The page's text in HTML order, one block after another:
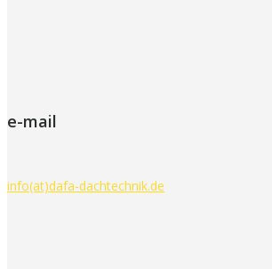
e-mail
info(at)dafa-dachtechnik.de